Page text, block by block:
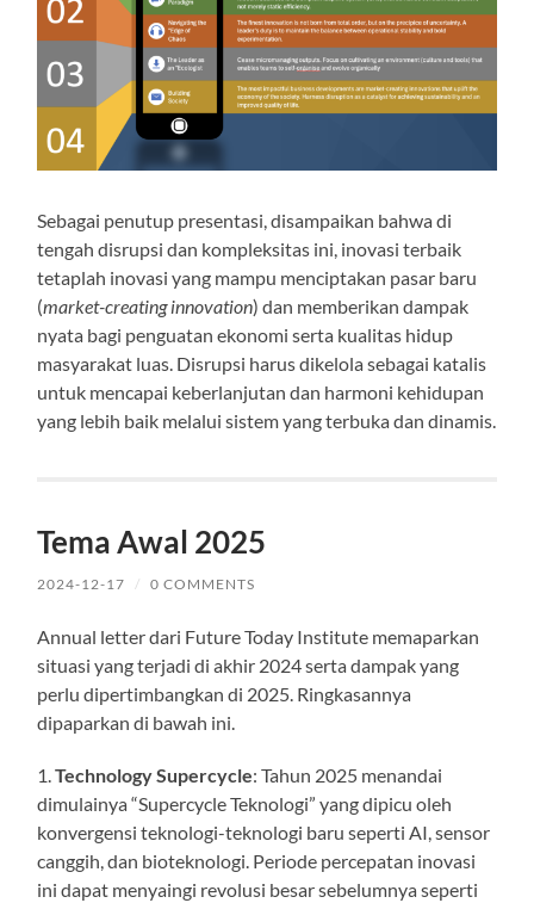
Sebagai penutup presentasi, disampaikan bahwa di
tengah disrupsi dan kompleksitas ini, inovasi terbaik
tetaplah inovasi yang mampu menciptakan pasar baru
(market-creating innovation) dan memberikan dampak
nyata bagi penguatan ekonomi serta kualitas hidup
masyarakat luas. Disrupsi harus dikelola sebagai katalis
untuk mencapai keberlanjutan dan harmoni kehidupan
yang lebih baik melalui sistem yang terbuka dan dinamis.
Tema Awal 2025
2024-12-17 / 0 COMMENTS
Annual letter dari Future Today Institute memaparkan
situasi yang terjadi di akhir 2024 serta dampak yang
perlu dipertimbangkan di 2025. Ringkasannya
dipaparkan di bawah ini.
1.Technology Supercycle: Tahun 2025 menandai
dimulainya “Supercycle Teknologi” yang dipicu oleh
konvergensi teknologi-teknologi baru seperti AI, sensor
canggih, dan bioteknologi. Periode percepatan inovasi
ini dapat menyaingi revolusi besar sebelumnya seperti